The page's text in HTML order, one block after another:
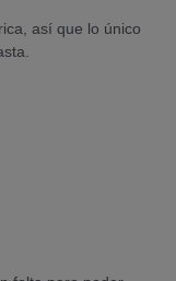
así que lo único